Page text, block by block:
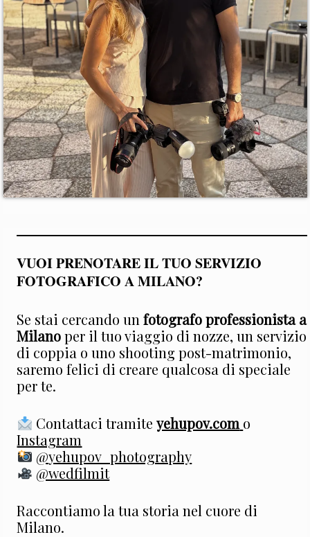
VUOI PRENOTARE IL TUO SERVIZIO
FOTOGRAFICO A MILANO?
Se stai cercando unfotografo professionista a
Milanoper il tuo viaggio di nozze, un servizio
di coppia o uno shooting post-matrimonio,
saremo felici di creare qualcosa di speciale
per te.
Contattaci tramiteyehupov.com o
Instagram
@yehupov_photography
@wedfilmit
Raccontiamo la tua storia nel cuore di
Milano.